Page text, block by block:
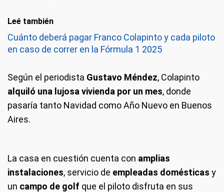
Leé también
Cuánto deberá pagar Franco Colapinto y cada piloto
en caso de correr en la Fórmula 1 2025
Según el periodista Gustavo Méndez, Colapinto
alquiló una lujosa vivienda por un mes, donde
pasaría tanto Navidad como Año Nuevo en Buenos
Aires.
La casa en cuestión cuenta con amplias
instalaciones, servicio de empleadas domésticas y
un campo de golf que el piloto disfruta en sus